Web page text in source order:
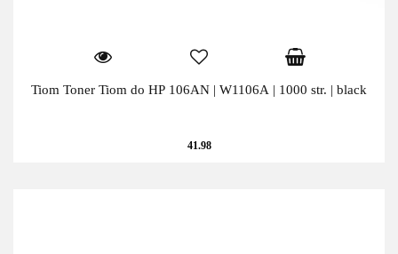
Tiom Toner Tiom do HP 106AN | W1106A | 1000 str. | black
41.98